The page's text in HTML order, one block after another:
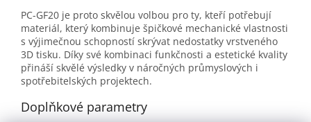
PC-GF20 je proto skvělou volbou pro ty, kteří potřebují
materiál, který kombinuje špičkové mechanické vlastnosti
s výjimečnou schopností skrývat nedostatky vrstveného
3D tisku. Díky své kombinaci funkčnosti a estetické kvality
přináší skvělé výsledky v náročných průmyslových i
spotřebitelských projektech.
Doplňkové parametry